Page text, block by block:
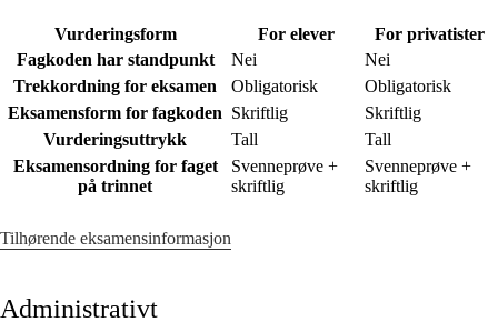
Vurderingsform For elever
For privatister
Fagkoden har standpunkt
Nei
Nei
Trekkordning for eksamen
Obligatorisk
Obligatorisk
Eksamensform for fagkoden Skriftlig
Skriftlig
Vurderingsuttrykk
Tall
Tall
Eksamensordning for faget
på trinnet
Svenneprøve +
skriftlig
Svenneprøve +
skriftlig
Tilhørende eksamensinformasjon
Administrativt